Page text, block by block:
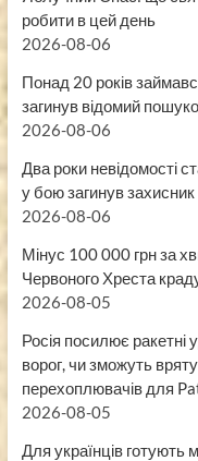
робити в цей день
2026-08-06
Понад 20 років
загинув відомий
2026-08-06
Два роки невідомості
у бою загинув захисник
2026-08-06
Мінус 100 000 грн за
Червоного Хреста
2026-08-05
Росія посилює
ворог, чи зможуть
перехоплювачів для
2026-08-05
Для українців